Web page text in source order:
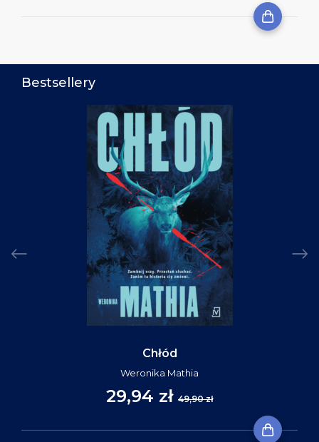
Bestsellery
Chłód
Weronika Mathia
29,94 zł 49,90 zł